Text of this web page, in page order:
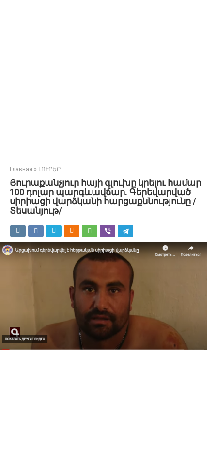
Главная » ԼՈՒՐԵՐ
Յուրաքանչյուր հայի գլուխը կրելու համար
100 դոլար պարգևավճար. Գերեվարված
սիրիացի վարձկանի հարցաքննությունը /
Տեսանյութ/